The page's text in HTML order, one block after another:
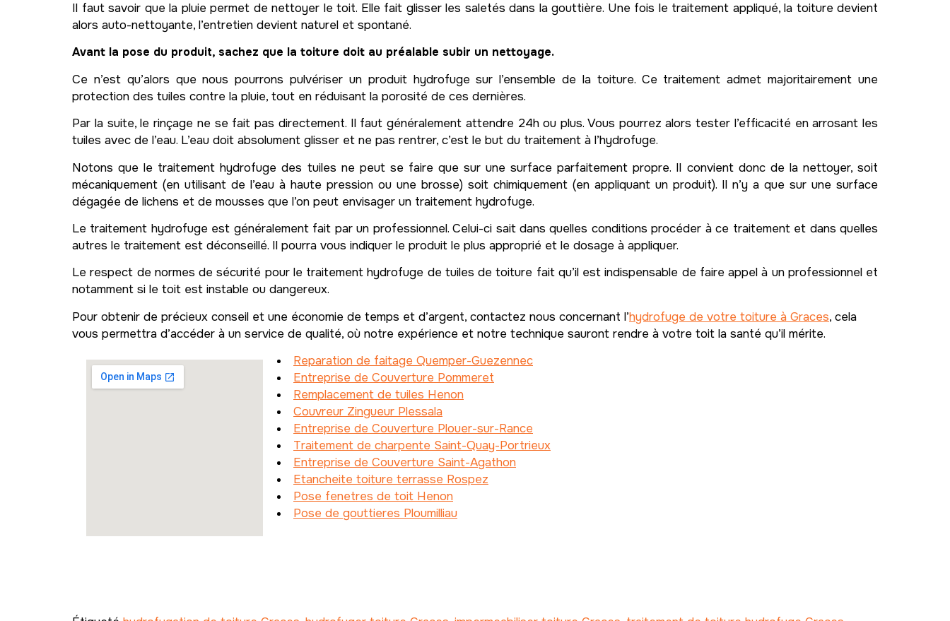
Il faut savoir que la pluie permet de nettoyer le toit. Elle fait glisser les saletés dans la gouttière. Une fois le traitement appliqué, la toiture devient
alors auto-nettoyante, l’entretien devient naturel et spontané.
Avant la pose du produit, sachez que la toiture doit au préalable subir un nettoyage.
Ce n’est qu’alors que nous pourrons pulvériser un produit hydrofuge sur l’ensemble de la toiture. Ce traitement admet majoritairement une
protection des tuiles contre la pluie, tout en réduisant la porosité de ces dernières.
Par la suite, le rinçage ne se fait pas directement. Il faut généralement attendre 24h ou plus. Vous pourrez alors tester l’efficacité en arrosant les
tuiles avec de l’eau. L’eau doit absolument glisser et ne pas rentrer, c’est le but du traitement à l’hydrofuge.
Notons que le traitement hydrofuge des tuiles ne peut se faire que sur une surface parfaitement propre. Il convient donc de la nettoyer, soit
mécaniquement (en utilisant de l’eau à haute pression ou une brosse) soit chimiquement (en appliquant un produit). Il n’y a que sur une surface
dégagée de lichens et de mousses que l’on peut envisager un traitement hydrofuge.
Le traitement hydrofuge est généralement fait par un professionnel. Celui-ci sait dans quelles conditions procéder à ce traitement et dans quelles
autres le traitement est déconseillé. Il pourra vous indiquer le produit le plus approprié et le dosage à appliquer.
Le respect de normes de sécurité pour le traitement hydrofuge de tuiles de toiture fait qu’il est indispensable de faire appel à un professionnel et
notamment si le toit est instable ou dangereux.
Pour obtenir de précieux conseil et une économie de temps et d’argent, contactez nous concernant l’hydrofuge de votre toiture à Graces, cela
vous permettra d’accéder à un service de qualité, où notre expérience et notre technique sauront rendre à votre toit la santé qu’il mérite.
Reparation de faitage Quemper-Guezennec
Entreprise de Couverture Pommeret
Remplacement de tuiles Henon
Couvreur Zingueur Plessala
Entreprise de Couverture Plouer-sur-Rance
Traitement de charpente Saint-Quay-Portrieux
Entreprise de Couverture Saint-Agathon
Etancheite toiture terrasse Rospez
Pose fenetres de toit Henon
Pose de gouttieres Ploumilliau